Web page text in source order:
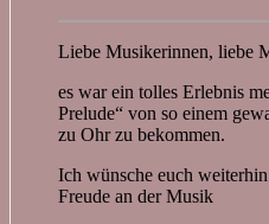
Liebe Musikerinnen, liebe
es war ein tolles Erlebnis
Prelude“ von so einem
zu Ohr zu bekommen.
Ich wünsche euch
Freude an der Musik